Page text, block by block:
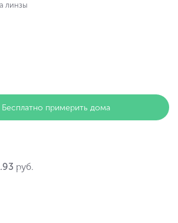
линзы
Бесплатно примерить дома
руб.